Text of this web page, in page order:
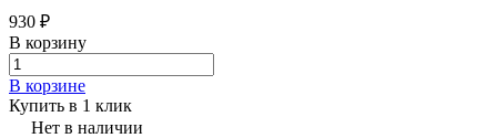
930 ₽
В корзину
В корзине
Купить в 1 клик
Нет в наличии